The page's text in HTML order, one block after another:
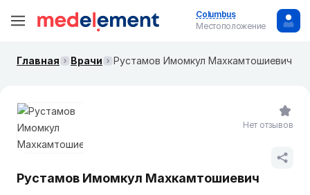
Columbus
Местоположение
Главная Врачи Рустамов Имомкул Махкамтошиевич
Рустамов Имомкул Махкамтошиевич
Нет отзывов